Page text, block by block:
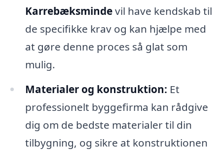
Karrebæksmindevil have kendskab til
de specifikke krav og kan hjælpe med
at gøre denne proces så glat som
mulig.
Materialer og konstruktion: Et
professionelt byggefirma kan rådgive
dig om de bedste materialer til din
tilbygning, og sikre at konstruktionen